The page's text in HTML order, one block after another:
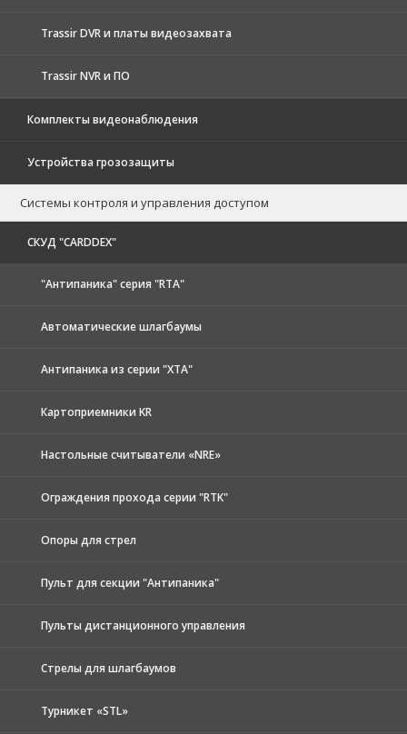
Trassir DVR и платы видеозахвата
Trassir NVR и ПО
Комплекты видеонаблюдения
Устройства грозозащиты
Системы контроля и управления доступом
CКУД "CARDDEX"
"Антипаника" серия "RTA"
Автоматические шлагбаумы
Антипаника из серии "XTA"
Картоприемники KR
Настольные считыватели «NRE»
Ограждения прохода серии "RTK"
Опоры для стрел
Пульт для секции "Антипаника"
Пульты дистанционного управления
Стрелы для шлагбаумов
Турникет «STL»